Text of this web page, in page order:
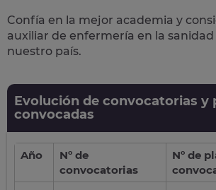
Confía en la mejor academia y
auxiliar de enfermería en la
nuestro país.
Evolución de convocatorias y
convocadas
Año
Nº de
convocatorias
Nº de